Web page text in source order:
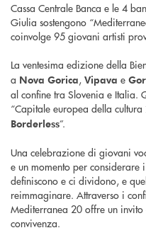
Cassa Centrale Banca e le 4
Giulia sostengono
coinvolge 95 giovani artisti
La ventesima edizione della
a Nova Gorica, Vipava e
al confine tra Slovenia e Italia.
“Capitale europea della
Borderless”.
Una celebrazione di giovani
e un momento per
definiscono e ci dividono, e
reimmaginare. Attraverso i
Mediterranea 20 offre un
convivenza.